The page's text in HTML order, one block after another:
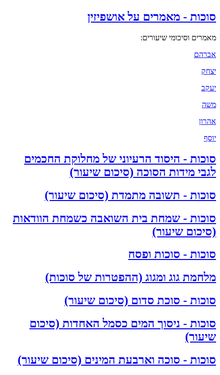
סוכות - מאמרים על אושפיזין
מאמרים וסיכומי שיעורים:
אברהם
יצחק
יעקב
משה
אהרון
יוסף
סוכות - היסוד הרעיוני של מחלוקת החכמים
לגבי מידות הסוכה (סיכום שיעור)
סוכות - תשובה מתמדת (סיכום שיעור)
סוכות - שמחת בית השואבה כשמחת הוודאות
(סיכום שיעור)
סוכות - סוכות ופסח
מלחמת גוג ומגוג (ההפטרות של סוכות)
סוכות - סוכת סדום (סיכום שיעור)
סוכות - ניסוך המים כסמל האחדות (סיכום
שיעור)
סוכות - סוכה וארבעת המינים (סיכום שיעור)